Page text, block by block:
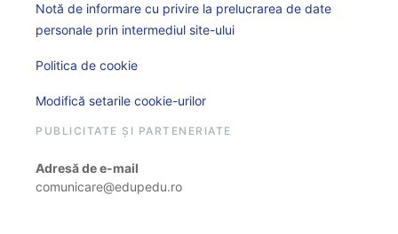
Notă de informare cu privire la prelucrarea de date
personale prin intermediul site-ului
Politica de cookie
Modifică setarile cookie-urilor
PUBLICITATE ȘI PARTENERIATE
Adresă de e-mail
comunicare@edupedu.ro